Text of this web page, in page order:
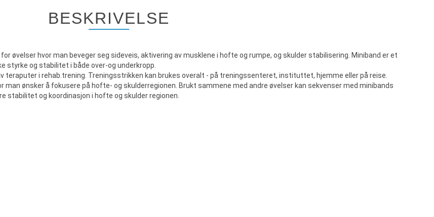
BESKRIVELSE
for øvelser hvor man beveger seg sideveis, aktivering av musklene i hofte og rumpe, og skulder stabilisering. Miniband er et
styrke og stabilitet i både over-og underkropp.
teraputer i rehab.trening. Treningsstrikken kan brukes overalt - på treningssenteret, instituttet, hjemme eller på reise.
man ønsker å fokusere på hofte- og skulderregionen. Brukt sammene med andre øvelser kan sekvenser med minibands
stabilitet og koordinasjon i hofte og skulder regionen.